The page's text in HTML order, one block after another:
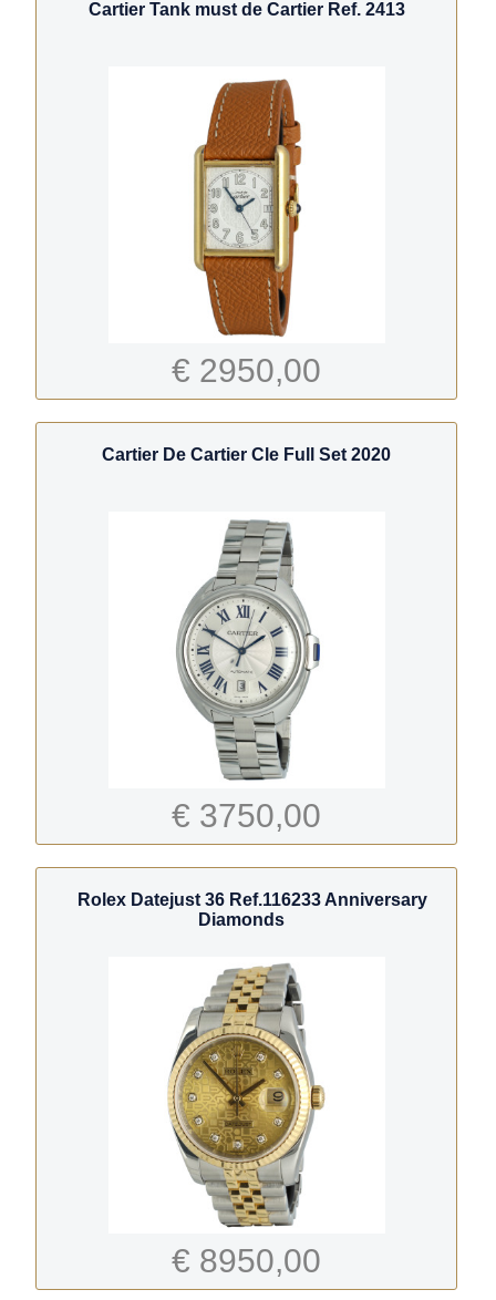
Cartier Tank must de Cartier Ref. 2413
€ 2950,00
Cartier De Cartier Cle Full Set 2020
€ 3750,00
Rolex Datejust 36 Ref.116233 Anniversary
Diamonds
€ 8950,00